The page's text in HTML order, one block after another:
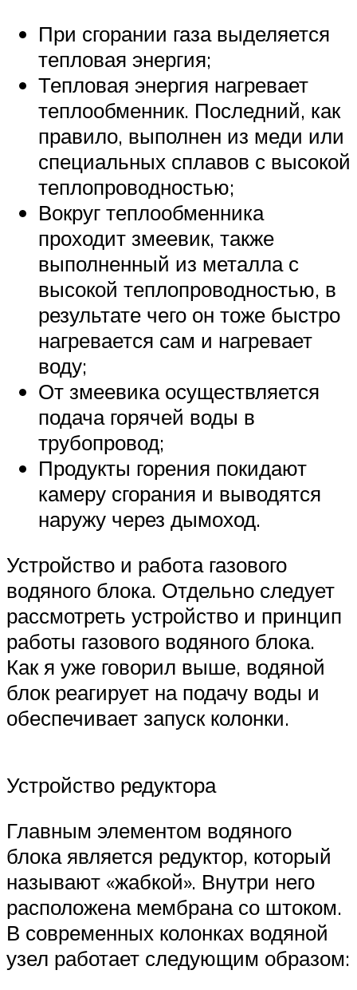
При сгорании газа выделяется
тепловая энергия;
Тепловая энергия нагревает
теплообменник. Последний, как
правило, выполнен из меди или
специальных сплавов с высокой
теплопроводностью;
Вокруг теплообменника
проходит змеевик, также
выполненный из металла с
высокой теплопроводностью, в
результате чего он тоже быстро
нагревается сам и нагревает
воду;
От змеевика осуществляется
подача горячей воды в
трубопровод;
Продукты горения покидают
камеру сгорания и выводятся
наружу через дымоход.
Устройство и работа газового
водяного блока. Отдельно следует
рассмотреть устройство и принцип
работы газового водяного блока.
Как я уже говорил выше, водяной
блок реагирует на подачу воды и
обеспечивает запуск колонки.
Устройство редуктора
Главным элементом водяного
блока является редуктор, который
называют «жабкой». Внутри него
расположена мембрана со штоком.
В современных колонках водяной
узел работает следующим образом: